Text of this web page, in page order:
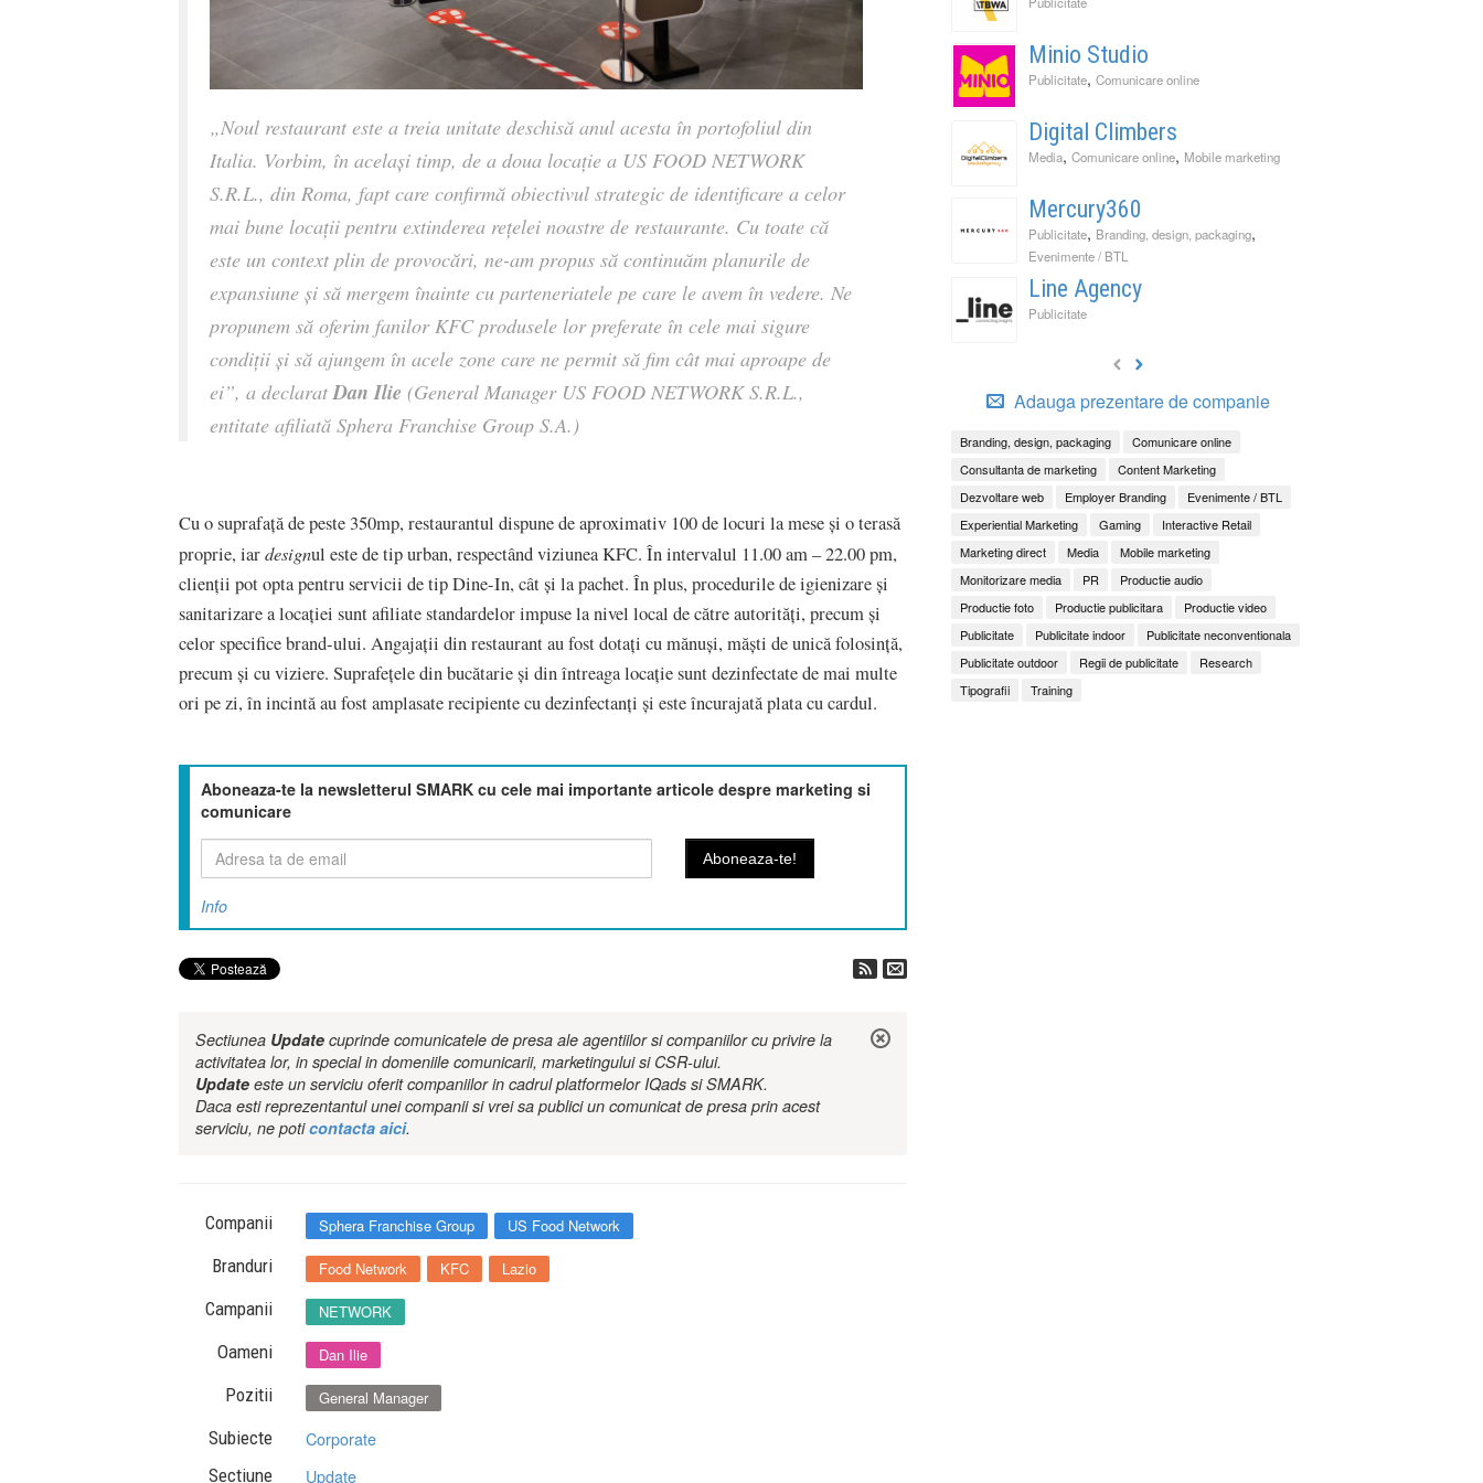
„Noul restaurant este a treia unitate deschisă anul acesta în portofoliul din
Italia. Vorbim, în același timp, de a doua locație a US FOOD NETWORK
S.R.L., din Roma, fapt care confirmă obiectivul strategic de identificare a celor
mai bune locații pentru extinderea rețelei noastre de restaurante. Cu toate că
este un context plin de provocări, ne-am propus să continuăm planurile de
expansiune și să mergem înainte cu parteneriatele pe care le avem în vedere. Ne
propunem să oferim fanilor KFC produsele lor preferate în cele mai sigure
condiții și să ajungem în acele zone care ne permit să fim cât mai aproape de
ei”, a declarat Dan Ilie (General Manager US FOOD NETWORK S.R.L.,
entitate afiliată Sphera Franchise Group S.A.)
Cu o suprafață de peste 350mp, restaurantul dispune de aproximativ 100 de locuri la mese și o terasă
proprie, iardesignul este de tip urban, respectând viziunea KFC. În intervalul 11.00 am – 22.00 pm,
clienții pot opta pentru servicii de tip Dine-In, cât și la pachet. În plus, procedurile de igienizare și
sanitarizare a locației sunt afiliate standardelor impuse la nivel local de către autorități, precum și
celor specifice brand-ului. Angajații din restaurant au fost dotați cu mănuși, măști de unică folosință,
precum și cu viziere. Suprafețele din bucătarie și din întreaga locație sunt dezinfectate de mai multe
ori pe zi, în incintă au fost amplasate recipiente cu dezinfectanți și este încurajată plata cu cardul.
Aboneaza-te la newsletterul SMARK cu cele mai importante articole despre marketing si
comunicare
Info
Sectiunea Update cuprinde comunicatele de presa ale agentiilor si companiilor cu privire la
activitatea lor, in special in domeniile comunicarii, marketingului si CSR-ului.
Update este un serviciu oferit companiilor in cadrul platformelor IQads si SMARK.
Daca esti reprezentantul unei companii si vrei sa publici un comunicat de presa prin acest
serviciu, ne poticontacta aici.
Companii Sphera Franchise Group US Food Network
Branduri Food Network KFC Lazio
Campanii NETWORK
Oameni Dan Ilie
Pozitii General Manager
Subiecte Corporate
Sectiune Update
Minio Studio
Publicitate, Comunicare online
Digital Climbers
Media, Comunicare online, Mobile marketing
Mercury360
Publicitate, Branding, design, packaging,
Evenimente / BTL
Line Agency
Publicitate
Adauga prezentare de companie
Branding, design, packaging
Comunicare online
Consultanta de marketing
Content Marketing
Dezvoltare web
Employer Branding
Evenimente / BTL
Experiential Marketing
Gaming
Interactive Retail
Marketing direct
Media
Mobile marketing
Monitorizare media
PR
Productie audio
Productie foto
Productie publicitara
Productie video
Publicitate
Publicitate indoor
Publicitate neconventionala
Publicitate outdoor
Regii de publicitate
Research
Tipografii
Training